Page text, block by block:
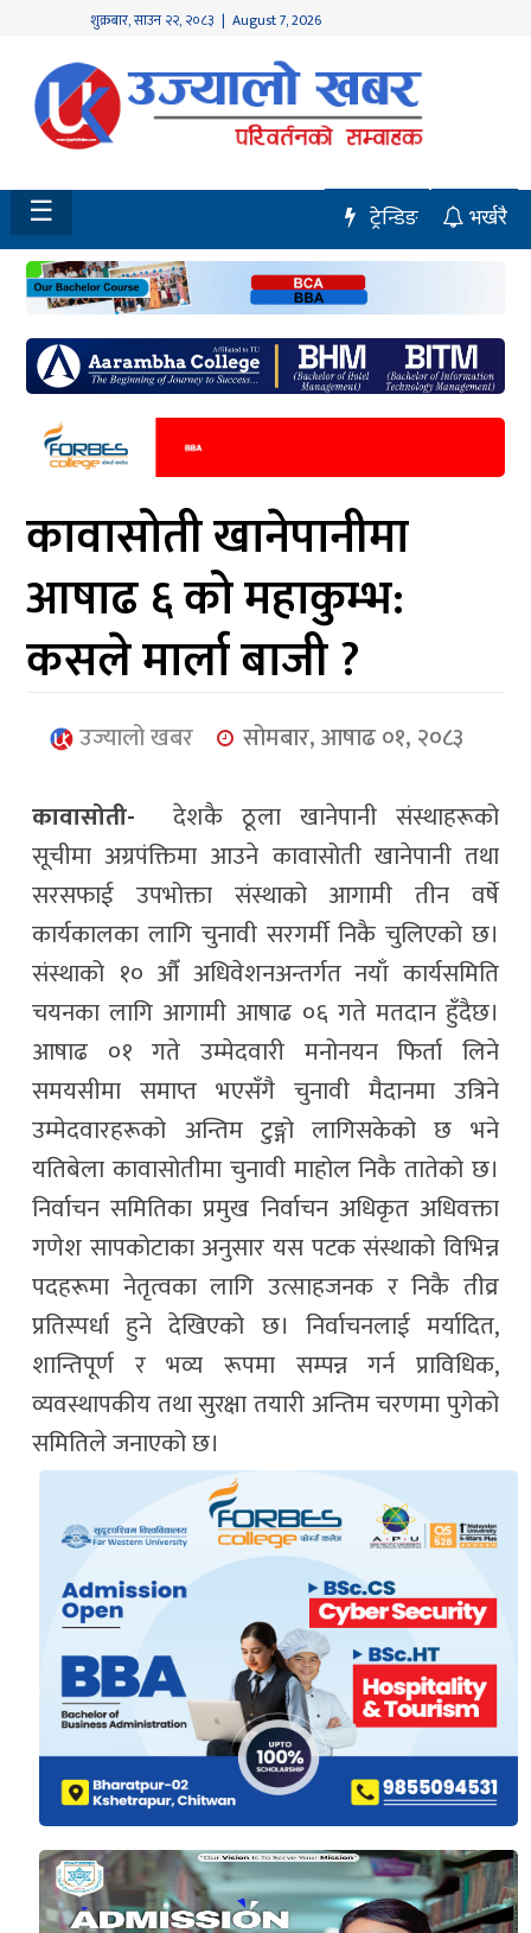
शुक्रबार,साउन २२, २०८३ | August 7, 2026
होमपेज
नवलपुर
विशेष
मध्य
नेपाल
चितवन
सेरोफेरो
समाचार
आर्थिक
मनोरञ्जन
खेलकुद
प्रबास
युनिकोड
☰ भर्खरै
ट्रेन्डिङ
कावासोती खानेपानीमा
आषाढ ६ को महाकुम्भ:
कसले मार्ला बाजी ?
उज्यालो खबर
सोमबार, आषाढ ०१, २०८३
कावासोती-
देशकै ठूला खानेपानी संस्थाहरूको
सूचीमा अग्रपंक्तिमा आउने कावासोती खानेपानी तथा
सरसफाई उपभोक्ता संस्थाको आगामी तीन वर्षे
कार्यकालका लागि चुनावी सरगर्मी निकै चुलिएको छ।
संस्थाको १० औँ अधिवेशनअन्तर्गत नयाँ कार्यसमिति
चयनका लागि आगामी आषाढ ०६ गते मतदान हुँदैछ।
आषाढ ०१ गते उम्मेदवारी मनोनयन फिर्ता लिने
समयसीमा समाप्त भएसँगै चुनावी मैदानमा उत्रिने
उम्मेदवारहरूको अन्तिम टुङ्गो लागिसकेको छ भने
यतिबेला कावासोतीमा चुनावी माहोल निकै तातेको छ।
निर्वाचन समितिका प्रमुख निर्वाचन अधिकृत अधिवक्ता
गणेश सापकोटाका अनुसार यस पटक संस्थाको विभिन्न
पदहरूमा नेतृत्वका लागि उत्साहजनक र निकै तीव्र
प्रतिस्पर्धा हुने देखिएको छ। निर्वाचनलाई मर्यादित,
शान्तिपूर्ण र भव्य रूपमा सम्पन्न गर्न प्राविधिक,
व्यवस्थापकीय तथा सुरक्षा तयारी अन्तिम चरणमा पुगेको
समितिले जनाएको छ।